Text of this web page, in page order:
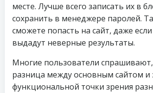
месте. Лучше всего записать их в
сохранить в менеджере паролей.
сможете попасть на сайт, даже
выдадут неверные результаты.
Многие пользователи спрашивают,
разница между основным сайтом и
функциональной точки зрения